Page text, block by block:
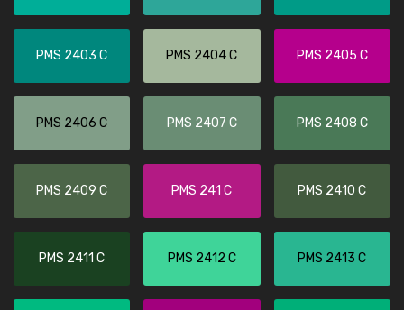
PMS 2403 C PMS 2404 C PMS 2405 C
PMS 2406 C PMS 2407 C PMS 2408 C
PMS 2409 C PMS 241 C PMS 2410 C
PMS 2411 C PMS 2412 C PMS 2413 C